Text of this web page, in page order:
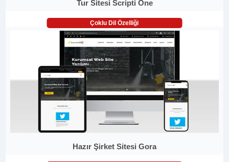
Tur Sitesi Scripti One
Çoklu Dil Özelliği
Hazır Şirket Sitesi Gora